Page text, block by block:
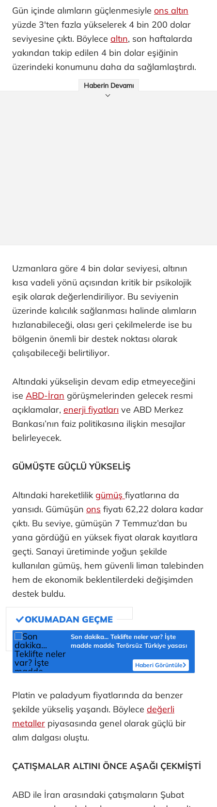
Gün içinde alımların güçlenmesiyle ons altın
yüzde 3'ten fazla yükselerek 4 bin 200 dolar
seviyesine çıktı. Böylece altın, son haftalarda
yakından takip edilen 4 bin dolar eşiğinin
üzerindeki konumunu daha da sağlamlaştırdı.
Haberin Devamı
Uzmanlara göre 4 bin dolar seviyesi, altının
kısa vadeli yönü açısından kritik bir psikolojik
eşik olarak değerlendiriliyor. Bu seviyenin
üzerinde kalıcılık sağlanması halinde alımların
hızlanabileceği, olası geri çekilmelerde ise bu
bölgenin önemli bir destek noktası olarak
çalışabileceği belirtiliyor.
Altındaki yükselişin devam edip etmeyeceğini
ise ABD-İran görüşmelerinden gelecek resmi
açıklamalar, enerji fiyatları ve ABD Merkez
Bankası’nın faiz politikasına ilişkin mesajlar
belirleyecek.
GÜMÜŞTE GÜÇLÜ YÜKSELİŞ
Altındaki hareketlilik gümüş fiyatlarına da
yansıdı. Gümüşün ons fiyatı 62,22 dolara kadar
çıktı. Bu seviye, gümüşün 7 Temmuz’dan bu
yana gördüğü en yüksek fiyat olarak kayıtlara
geçti. Sanayi üretiminde yoğun şekilde
kullanılan gümüş, hem güvenli liman talebinden
hem de ekonomik beklentilerdeki değişimden
destek buldu.
Son dakika... Teklifte neler var? İşte
madde madde Terörsüz Türkiye yasası
Haberi Görüntüle
Platin ve paladyum fiyatlarında da benzer
şekilde yükseliş yaşandı. Böylece değerli
metaller piyasasında genel olarak güçlü bir
alım dalgası oluştu.
ÇATIŞMALAR ALTINI ÖNCE AŞAĞI ÇEKMİŞTİ
ABD ile İran arasındaki çatışmaların Şubat